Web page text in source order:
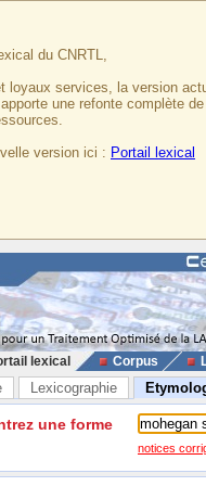
du CNRTL,
loyaux services, la version
une refonte complète
version ici : Portail lexical
lexical Corpus
Lexicographie
une forme
notices